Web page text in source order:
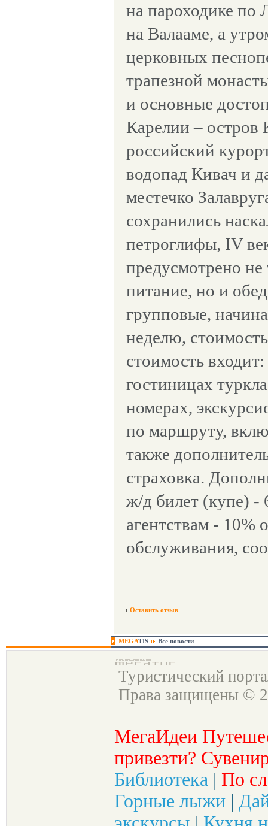
на пароходике по
на Валааме, а
церковных
трапезной
и основные
Карелии –
российский
водопад Кивач и
местечко
сохранились
петроглифы, IV
предусмотрено не
питание, но и
групповые,
неделю,
стоимость
гостиницах
номерах,
по маршруту,
также
страховка.
ж/д билет (купе) -
агентствам - 10%
обслуживания,
Оставить отзыв
MEGATIS Все новости
Туристический
Права защищены ©
МегаИдеи
привезти?
Библиотека | По
Горные лыжи |